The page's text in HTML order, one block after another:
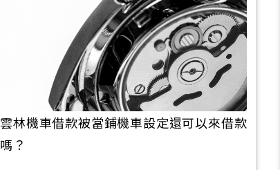
雲林機車借款被當鋪機車設定還可以來借款
嗎？